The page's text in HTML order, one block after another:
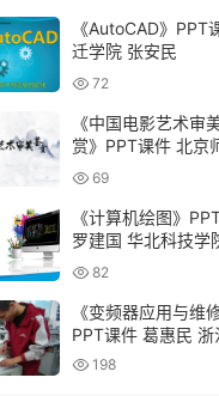
《AutoCAD》PPT
迁学院 张安民
72
《中国电影艺术审
赏》PPT课件 北京
学 周星
69
《计算机绘图》
罗建国 华北科技学
82
《变频器应用与维
PPT课件 葛惠民 浙
电职业技术学院
198